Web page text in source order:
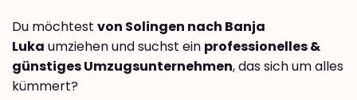
Du möchtest von Solingen nach Banja
Luka umziehen und suchst ein professionelles &
günstiges Umzugsunternehmen, das sich um alles
kümmert?